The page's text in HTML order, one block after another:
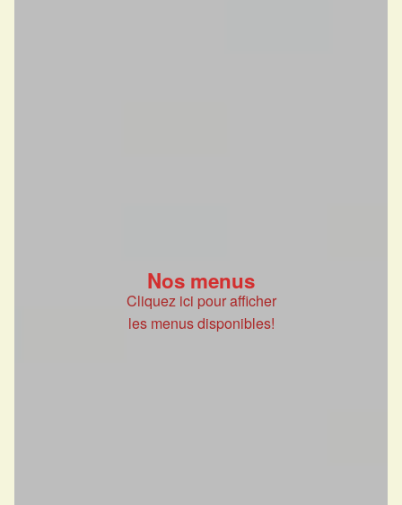
Nos menus
Cliquez ici pour afficher
les menus disponibles!